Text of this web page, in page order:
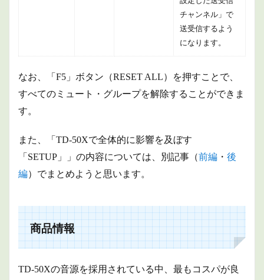
チャンネル」で
送受信するよう
になります。
なお、「F5」ボタン（RESET ALL）を押すことで、
すべてのミュート・グループを解除することができま
す。
また、「TD-50Xで全体的に影響を及ぼす
「SETUP」」の内容については、別記事（前編 ・ 後
編）でまとめようと思います。
商品情報
TD-50Xの音源を採用されている中、最もコスパが良